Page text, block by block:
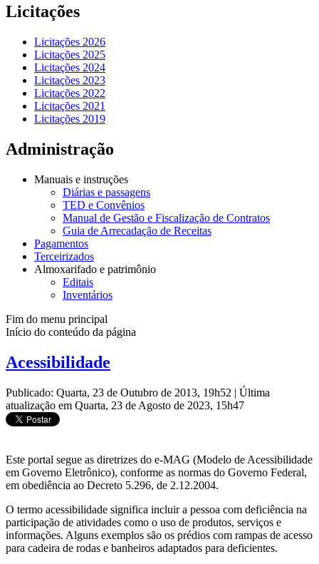
Licitações
Licitações 2026
Licitações 2025
Licitações 2024
Licitações 2023
Licitações 2022
Licitações 2021
Licitações 2019
Administração
Manuais e instruções
Diárias e passagens
TED e Convênios
Manual de Gestão e Fiscalização de Contratos
Guia de Arrecadação de Receitas
Pagamentos
Terceirizados
Almoxarifado e patrimônio
Editais
Inventários
Fim do menu principal
Início do conteúdo da página
Acessibilidade
Publicado: Quarta, 23 de Outubro de 2013, 19h52 | Última
atualização em Quarta, 23 de Agosto de 2023, 15h47
Este portal segue as diretrizes do e-MAG (Modelo de Acessibilidade
em Governo Eletrônico), conforme as normas do Governo Federal,
em obediência ao Decreto 5.296, de 2.12.2004.
O termo acessibilidade significa incluir a pessoa com deficiência na
participação de atividades como o uso de produtos, serviços e
informações. Alguns exemplos são os prédios com rampas de acesso
para cadeira de rodas e banheiros adaptados para deficientes.